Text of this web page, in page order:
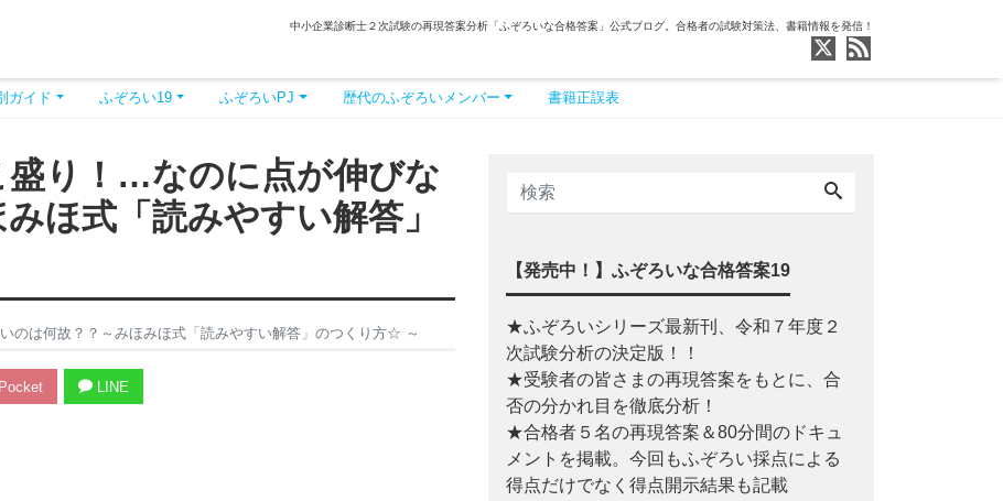
中小企業診断士２次試験の再現答案分析「ふぞろいな合格答案」公式ブログ。合格者の試験対策法、書籍情報を発信！
ガイド ふぞろい19 ふぞろいPJ 歴代のふぞろいメンバー 書籍正誤表
盛り！…なのに点が伸びな
ほ式「読みやすい解答」
のは何故？？～みほみほ式「読みやすい解答」のつくり方☆ ～
LINE
【発売中！】ふぞろいな合格答案19
★ふぞろいシリーズ最新刊、令和７年度２
次試験分析の決定版！！
★受験者の皆さまの再現答案をもとに、合
否の分かれ目を徹底分析！
★合格者５名の再現答案＆80分間のドキュ
メントを掲載。今回もふぞろい採点による
得点だけでなく得点開示結果も記載